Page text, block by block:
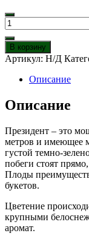
Количество
товара
Слива
Президент
В корзину
Артикул: Н/Д
Описание
Описание
Президент – это
метров и имеющее
густой темно-
побеги стоят
Плоды
букетов.
Цветение
крупными
аромат.